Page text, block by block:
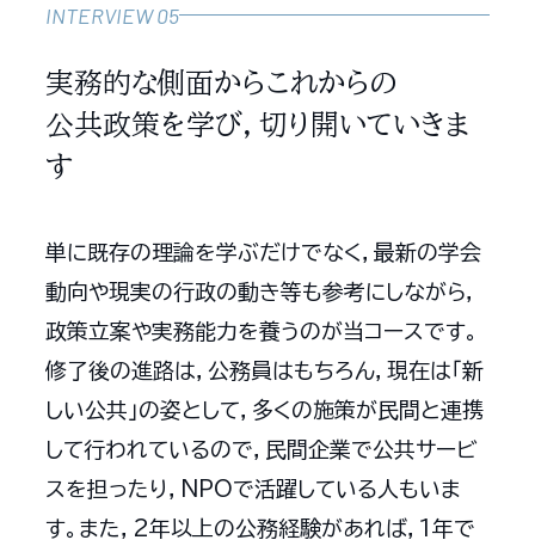
INTERVIEW 05
実務的な側面からこれからの
公共政策を学び，切り開いていきま
す
単に既存の理論を学ぶだけでなく，最新の学会
動向や現実の行政の動き等も参考にしながら，
政策立案や実務能力を養うのが当コースです。
修了後の進路は，公務員はもちろん，現在は「新
しい公共」の姿として，多くの施策が民間と連携
して行われているので，民間企業で公共サービ
スを担ったり，NPOで活躍している人もいま
す。また，2年以上の公務経験があれば，1年で